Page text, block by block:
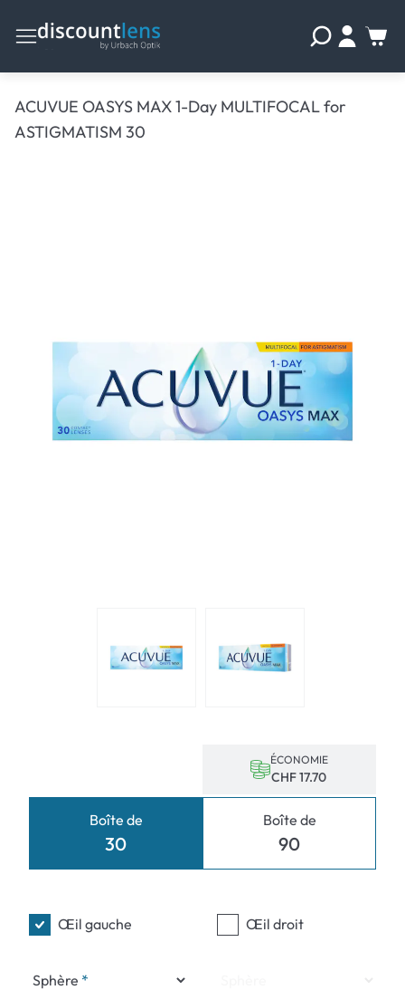
ACUVUE OASYS MAX 1-Day MULTIFOCAL for
ASTIGMATISM 30
Boîte de
30
ÉCONOMIE
CHF 17.70
Boîte de
90
Œil gauche
Sphère
Œil droit